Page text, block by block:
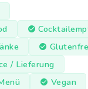
/ Lieferung
Vegan